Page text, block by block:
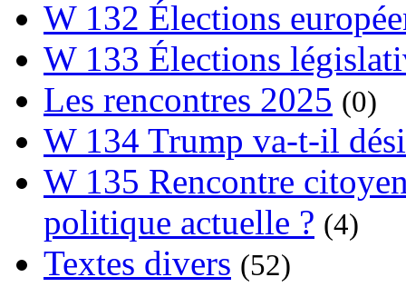
W 132 Élections
W 133 Élections
Les rencontres 2025 (0)
W 134 Trump va-t-il
W 135 Rencontre
politique actuelle ? (4)
Textes divers (52)